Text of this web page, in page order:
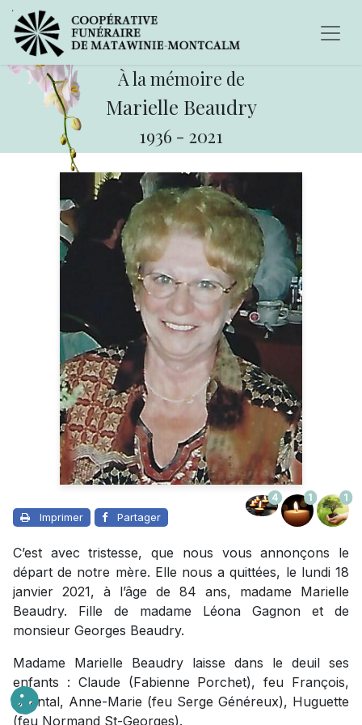
À la mémoire de
Marielle Beaudry
1936 - 2021
Imprimer Partager
4 1 1
C’est avec tristesse, que nous vous annonçons le
départ de notre mère. Elle nous a quittées, le lundi 18
janvier 2021, à l’âge de 84 ans, madame Marielle
Beaudry. Fille de madame Léona Gagnon et de
monsieur Georges Beaudry.
Madame Marielle Beaudry laisse dans le deuil ses
enfants : Claude (Fabienne Porchet), feu François,
Chantal, Anne-Marie (feu Serge Généreux), Huguette
(feu Normand St-Georges).